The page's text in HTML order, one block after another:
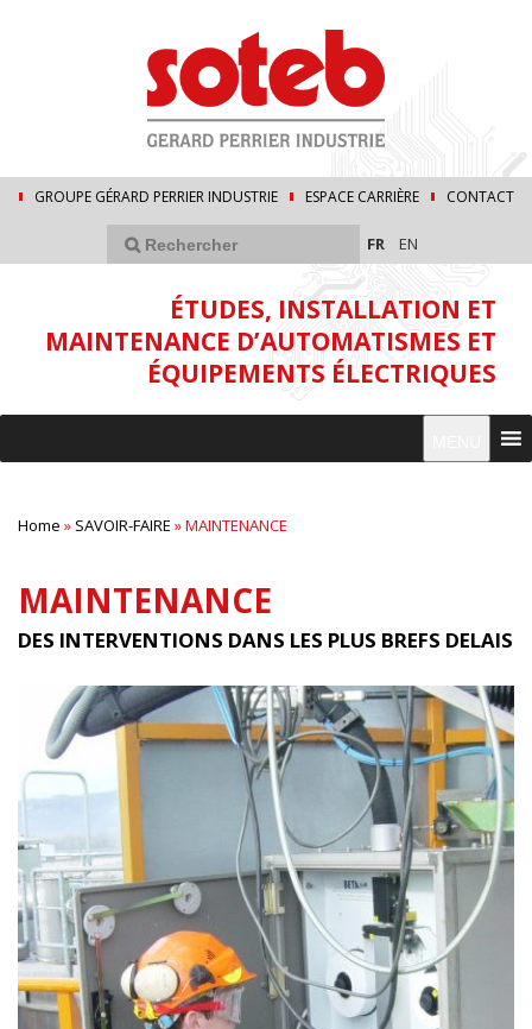
GROUPE GÉRARD PERRIER INDUSTRIE ESPACE CARRIÈRE CONTACT
FR EN
ÉTUDES, INSTALLATION ET
MAINTENANCE D’AUTOMATISMES ET
ÉQUIPEMENTS ÉLECTRIQUES
Home » SAVOIR-FAIRE »MAINTENANCE
MAINTENANCE
DES INTERVENTIONS DANS LES PLUS BREFS DELAIS